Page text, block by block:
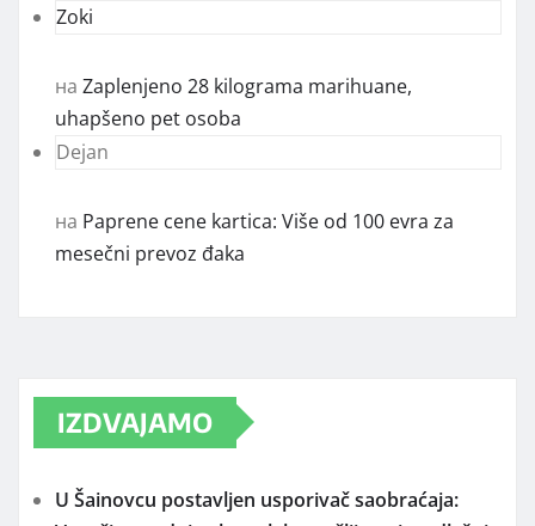
Zoki
на Zaplenjeno 28 kilograma marihuane,
uhapšeno pet osoba
Dejan
на Paprene cene kartica: Više od 100 evra za
mesečni prevoz đaka
IZDVAJAMO
U Šainovcu postavljen usporivač saobraćaja: